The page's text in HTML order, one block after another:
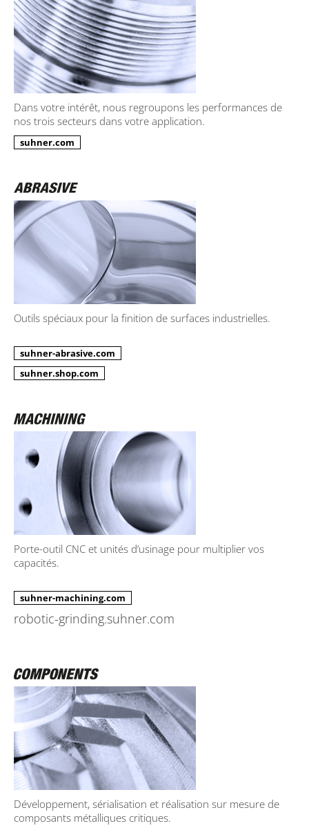
Dans votre intérêt, nous regroupons les performances de
nos trois secteurs dans votre application.
suhner.com
Outils spéciaux pour la finition de surfaces industrielles.
suhner-abrasive.com
suhner.shop.com
Porte-outil CNC et unités d’usinage pour multiplier vos
capacités.
suhner-machining.com
robotic-grinding.suhner.com
Développement, sérialisation et réalisation sur mesure de
composants métalliques critiques.